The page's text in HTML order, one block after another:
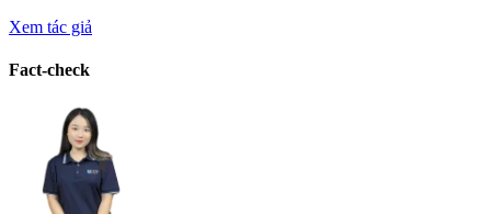
Xem tác giả
Fact-check